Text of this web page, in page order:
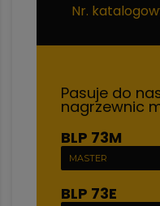
Nr.
Pasuje do
nagrzewnic
BLP 73M
MASTER
BLP 73E